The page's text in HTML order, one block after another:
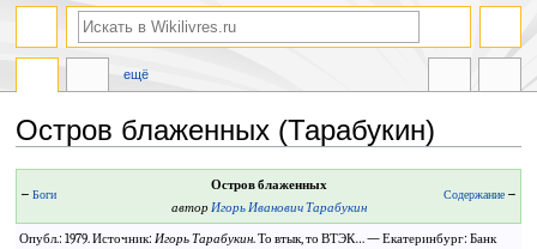
Остров блаженных (Тарабукин)
навигации
поиску
← Боги
Остров блаженных
авторИгорь Иванович Тарабукин
Содержание→
Опубл.: 1979. Источник: Игорь Тарабукин. То втык, то ВТЭК… — Екатеринбург: Банк
ещё